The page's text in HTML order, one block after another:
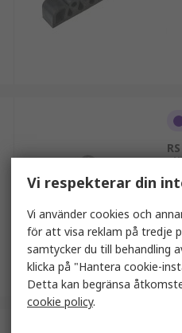
Vi respekterar din
Vi använder cookies och
för att visa reklam på tredje
samtycker du till behandling
klicka på "Hantera cookie-
Detta kan begränsa
cookie policy.